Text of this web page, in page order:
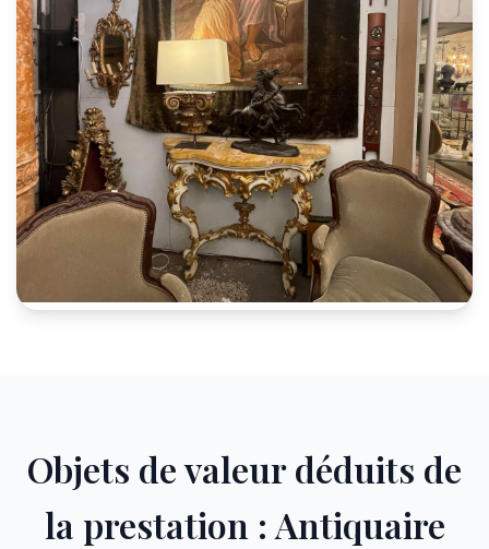
Objets de valeur déduits de
la prestation : Antiquaire